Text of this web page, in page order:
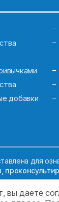
добавки
для
вы даете